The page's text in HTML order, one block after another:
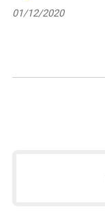
01/12/2020